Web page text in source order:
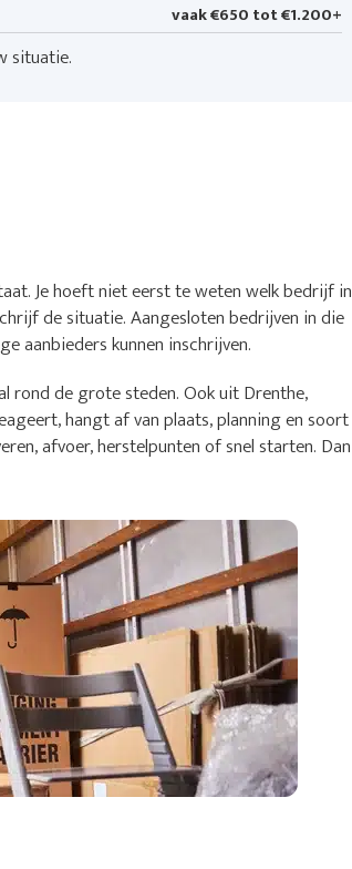
vaak €650 tot €1.200+
situatie.
Je hoeft niet eerst te weten welk bedrijf in
de situatie. Aangesloten bedrijven in die
aanbieders kunnen inschrijven.
rond de grote steden. Ook uit Drenthe,
hangt af van plaats, planning en soort
afvoer, herstelpunten of snel starten. Dan